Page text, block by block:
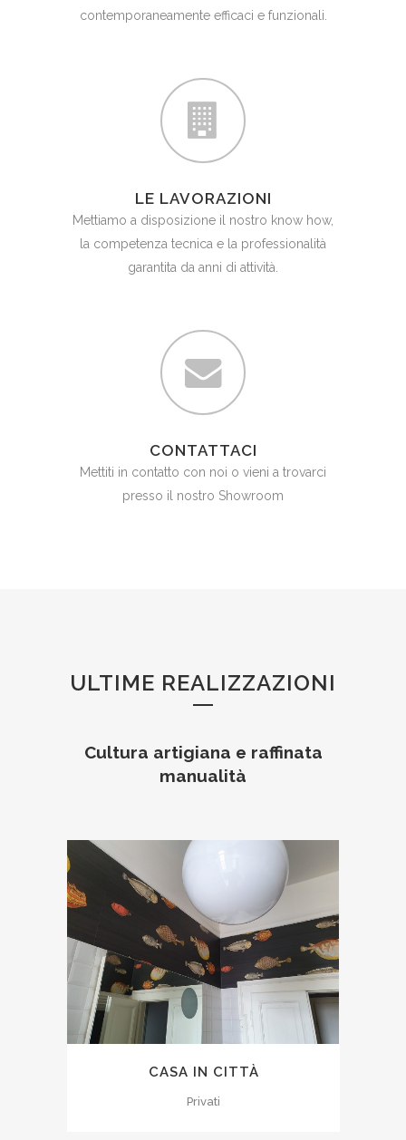
contemporaneamente efficaci e funzionali.
LE LAVORAZIONI
Mettiamo a disposizione il nostro know how,
la competenza tecnica e la professionalità
garantita da anni di attività.
CONTATTACI
Mettiti in contatto con noi o vieni a trovarci
presso il nostro Showroom
ULTIME REALIZZAZIONI
Cultura artigiana e raffinata
manualità
CASA IN CITTÀ
Privati